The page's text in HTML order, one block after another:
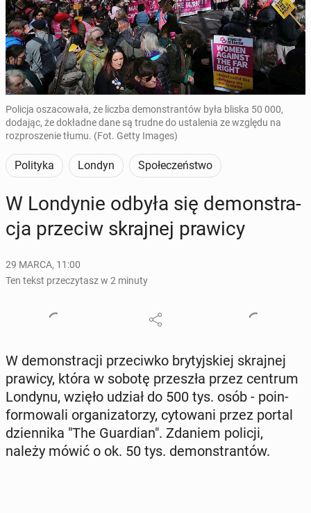
Policja oszacowała, że ​​liczba demonstrantów była bliska 50 000,
dodając, że dokładne dane są trudne do ustalenia ze względu na
rozproszenie tłumu. (Fot. Getty Images)
Polityka Londyn Społeczeństwo
W Lon­dy­nie odbyła się de­mon­stra­
cja przeciw skraj­nej prawicy
29 MARCA, 11:00
Ten tekst przeczytasz w 2 minuty
W de­mon­stra­cji prze­ciw­ko bry­tyj­skiej skraj­nej
prawicy, która w sobotę prze­szła przez centrum
Londynu, wzięło udział do 500 tys. osób - po­in­
for­mo­wa­li or­ga­ni­za­to­rzy, cy­to­wa­ni przez portal
dzien­ni­ka "The Gu­ar­dian". Zdaniem policji,
należy mówić o ok. 50 tys. de­mon­stran­tów.